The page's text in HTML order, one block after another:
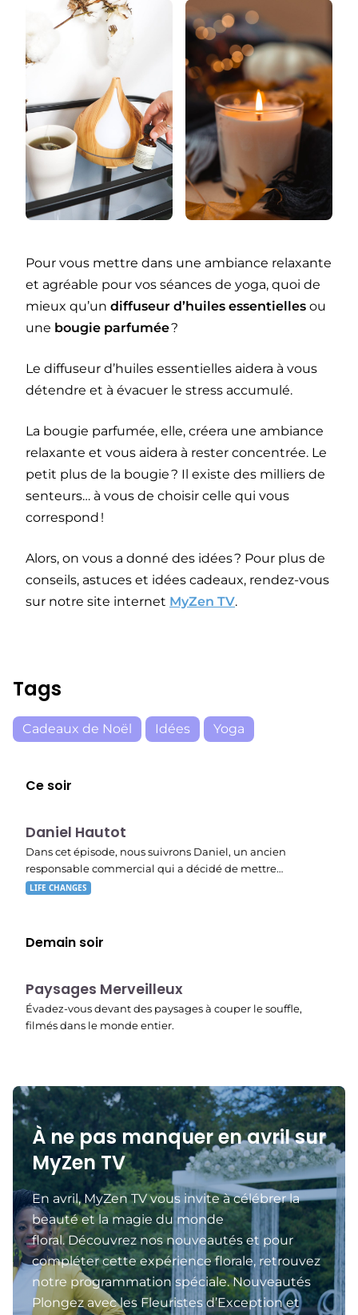
Pour vous mettre dans une ambiance relaxante
et agréable pour vos séances de yoga, quoi de
mieux qu’un diffuseur d’huiles essentielles ou
une bougie parfumée?
Le diffuseur d’huiles essentielles aidera à vous
détendre et à évacuer le stress accumulé.
La bougie parfumée, elle, créera une ambiance
relaxante et vous aidera à rester concentrée. Le
petit plus de la bougie ? Il existe des milliers de
senteurs… à vous de choisir celle qui vous
correspond !
Alors, on vous a donné des idées ? Pour plus de
conseils, astuces et idées cadeaux, rendez-vous
sur notre site internet MyZen TV.
Tags
Cadeaux de Noël Idées Yoga
Ce soir
19:47
Daniel Hautot
Dans cet épisode, nous suivrons Daniel, un ancien
responsable commercial qui a décidé de mettre…
LIFE CHANGES
Demain soir
22:40
Paysages Merveilleux
Évadez-vous devant des paysages à couper le souffle,
filmés dans le monde entier.
À ne pas manquer en avril sur
MyZen TV
En avril, MyZen TV vous invite à célébrer la
beauté et la magie du monde
floral. Découvrez nos nouveautés et pour
compléter cette expérience florale, retrouvez
notre programmation spéciale. Nouveautés
Plongez avec les Fleuristes d’Exception et